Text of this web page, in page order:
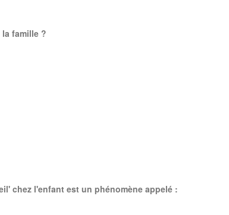
famille ?
chez l'enfant est un phénomène appelé :